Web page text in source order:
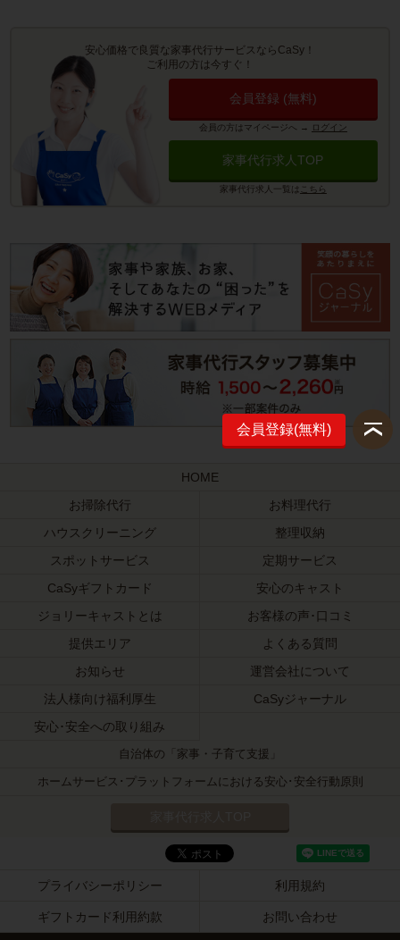
安心価格で良質な家事代行サービスならCaSy！
ご利用の方は今すぐ！
会員登録 (無料)
会員の方はマイページへ → ログイン
家事代行求人TOP
家事代行求人一覧は こちら
会員登録(無料)
HOME
お掃除代行
お料理代行
ハウスクリーニング
整理収納
スポットサービス
定期サービス
CaSyギフトカード
安心のキャスト
ジョリーキャストとは
お客様の声･口コミ
提供エリア
よくある質問
お知らせ
運営会社について
法人様向け福利厚生
CaSyジャーナル
安心･安全への取り組み
自治体の「家事・子育て支援」
ホームサービス･プラットフォームにおける安心･安全行動原則
プライバシーポリシー 利用規約
ギフトカード利用約款 お問い合わせ